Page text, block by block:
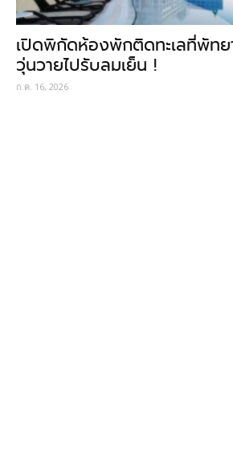
เปิดพิกัดห้องพักติดทะเลที่พัทย
วุ่นวายไปรับลมเย็น !
ก.ค. 16, 2026